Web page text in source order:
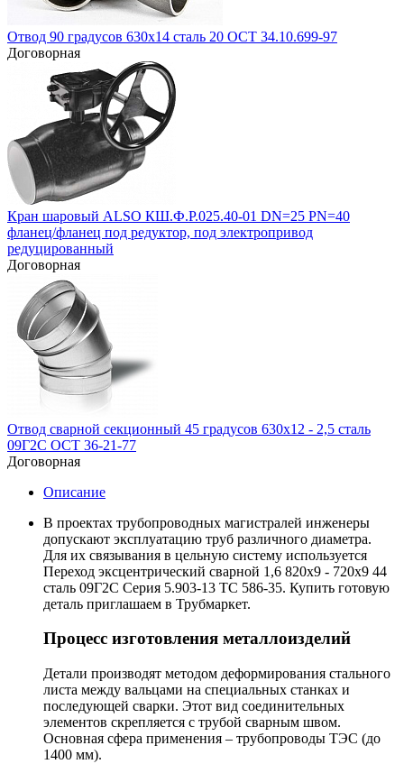
Отвод 90 градусов 630х14 сталь 20 ОСТ 34.10.699-97
Договорная
Кран шаровый ALSO КШ.Ф.Р.025.40-01 DN=25 PN=40
фланец/фланец под редуктор, под электропривод
редуцированный
Договорная
Отвод сварной секционный 45 градусов 630х12 - 2,5 сталь
09Г2С ОСТ 36-21-77
Договорная
Описание
В проектах трубопроводных магистралей инженеры
допускают эксплуатацию труб различного диаметра.
Для их связывания в цельную систему используется
Переход эксцентрический сварной 1,6 820х9 - 720х9 44
сталь 09Г2С Серия 5.903-13 ТС 586-35. Купить готовую
деталь приглашаем в Трубмаркет.
Процесс изготовления металлоизделий
Детали производят методом деформирования стального
листа между вальцами на специальных станках и
последующей сварки. Этот вид соединительных
элементов скрепляется с трубой сварным швом.
Основная сфера применения – трубопроводы ТЭС (до
1400 мм).